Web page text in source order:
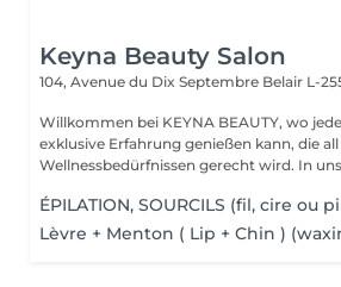
Keyna Beauty Salon
104, Avenue du Dix Septembre Belair L-
Willkommen bei KEYNA BEAUTY, wo
exklusive Erfahrung genießen kann, die
Wellnessbedürfnissen gerecht wird. In
ÉPILATION, SOURCILS (fil, cire ou
Lèvre + Menton ( Lip + Chin )